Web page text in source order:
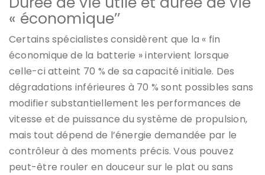
« économique’’
Certains spécialistes considèrent que la « fin
économique de la batterie » intervient lorsque
celle-ci atteint 70 % de sa capacité initiale. Des
dégradations inférieures à 70 % sont possibles sans
modifier substantiellement les performances de
vitesse et de puissance du système de propulsion,
mais tout dépend de l’énergie demandée par le
contrôleur à des moments précis. Vous pouvez
peut-être rouler en douceur sur le plat ou sans